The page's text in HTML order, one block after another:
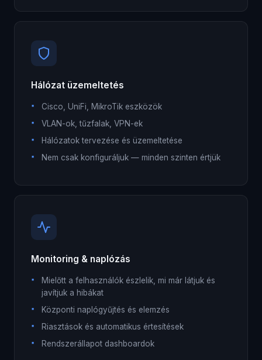
Hálózat üzemeltetés
Cisco, UniFi, MikroTik eszközök
VLAN-ok, tűzfalak, VPN-ek
Hálózatok tervezése és üzemeltetése
Nem csak konfiguráljuk — minden szinten értjük
Monitoring & naplózás
Mielőtt a felhasználók észlelik, mi már látjuk és
javítjuk a hibákat
Központi naplógyűjtés és elemzés
Riasztások és automatikus értesítések
Rendszerállapot dashboardok